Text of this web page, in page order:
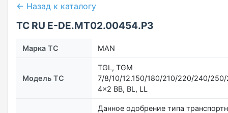
← Назад к каталогу
ТС RU Е-DE.МТ02.00454.Р3
Марка ТС MAN
Модель ТС
TGL, TGM
7/8/10/12.150/180/210/220/240/
4x2 BB, BL, LL
Данное одобрение типа